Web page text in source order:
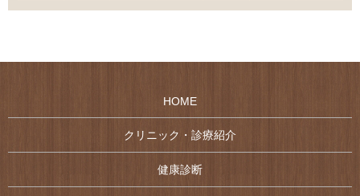
HOME
クリニック・診療紹介
健康診断